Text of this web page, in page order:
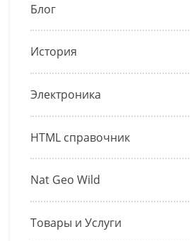
Блог
История
Электроника
HTML справочник
Nat Geo Wild
Товары и Услуги